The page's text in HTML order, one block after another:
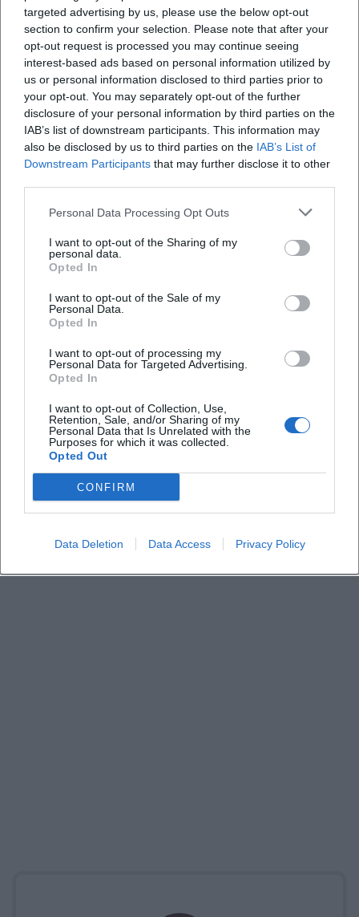
targeted advertising by us, please use the below opt-out
section to confirm your selection. Please note that after your
opt-out request is processed you may continue seeing
interest-based ads based on personal information utilized by
us or personal information disclosed to third parties prior to
your opt-out. You may separately opt-out of the further
disclosure of your personal information by third parties on the
IAB’s list of downstream participants. This information may
also be disclosed by us to third parties on the IAB’s List of
Downstream Participants that may further disclose it to other
Personal Data Processing Opt Outs
I want to opt-out of the Sharing of my
personal data.
Opted In
I want to opt-out of the Sale of my
Personal Data.
Opted In
I want to opt-out of processing my
Personal Data for Targeted Advertising.
Opted In
I want to opt-out of Collection, Use,
Retention, Sale, and/or Sharing of my
Personal Data that Is Unrelated with the
Purposes for which it was collected.
Opted Out
CONFIRM
Data Deletion Data Access Privacy Policy
Open in Google Maps
Häufig gestellte Fragen
Wie hoch ist der Eintritt?
Wo findet das Festival statt?
Welche Art von Veranstaltung erwartet die
Besucher?
Ist die Veranstaltung für Interessierte ohne
Gemeindezugehörigkeit offen?